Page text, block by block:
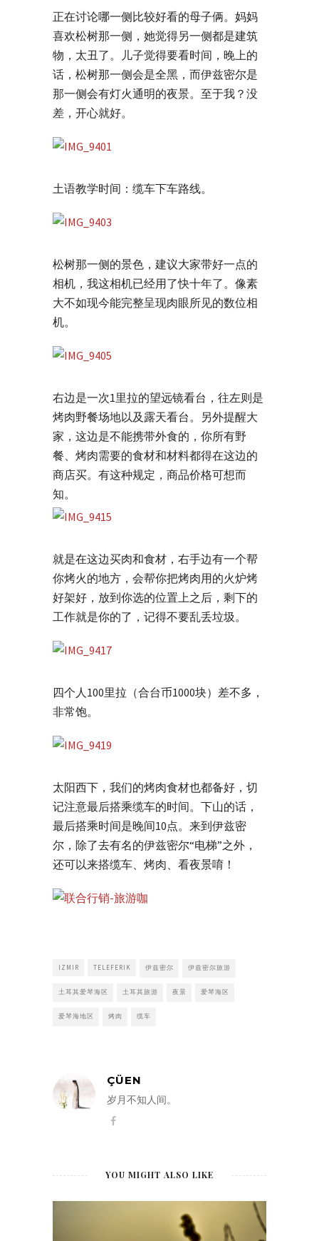
正在讨论哪一侧比较好看的母子俩。妈妈
喜欢松树那一侧，她觉得另一侧都是建筑
物，太丑了。儿子觉得要看时间，晚上的
话，松树那一侧会是全黑，而伊兹密尔是
那一侧会有灯火通明的夜景。至于我？没
差，开心就好。
土语教学时间：缆车下车路线。
松树那一侧的景色，建议大家带好一点的
相机，我这相机已经用了快十年了。像素
大不如现今能完整呈现肉眼所见的数位相
机。
右边是一次1里拉的望远镜看台，往左则是
烤肉野餐场地以及露天看台。另外提醒大
家，这边是不能携带外食的，你所有野
餐、烤肉需要的食材和材料都得在这边的
商店买。有这种规定，商品价格可想而
知。
就是在这边买肉和食材，右手边有一个帮
你烤火的地方，会帮你把烤肉用的火炉烤
好架好，放到你选的位置上之后，剩下的
工作就是你的了，记得不要乱丢垃圾。
四个人100里拉（合台币1000块）差不多，
非常饱。
太阳西下，我们的烤肉食材也都备好，切
记注意最后搭乘缆车的时间。下山的话，
最后搭乘时间是晚间10点。来到伊兹密
尔，除了去有名的伊兹密尔“电梯”之外，
还可以来搭缆车、烤肉、看夜景唷！
IZMIR TELEFERIK 伊兹密尔 伊兹密尔旅游
土耳其爱琴海区 土耳其旅游 夜景 爱琴海区
爱琴海地区 烤肉 缆车
ÇÜEN
岁月不知人间。
YOU MIGHT ALSO LIKE